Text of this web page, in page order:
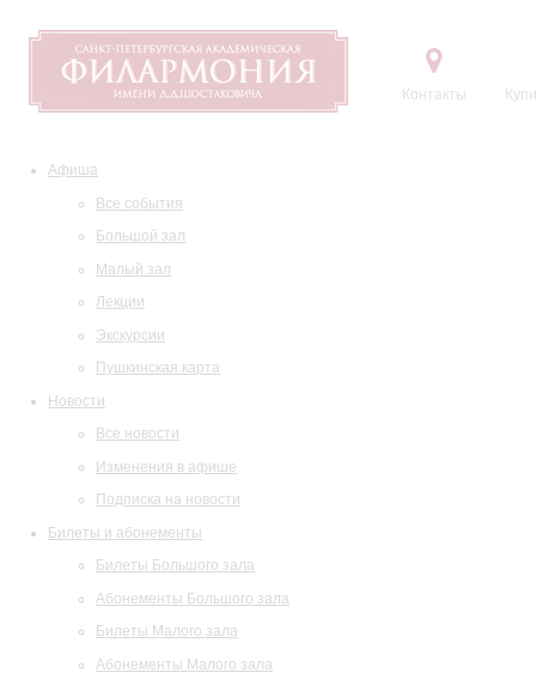
Контакты
Афиша
Все события
Большой зал
Малый зал
Лекции
Экскурсии
Пушкинская карта
Новости
Все новости
Изменения в афише
Подписка на новости
Билеты и абонементы
Билеты Большого зала
Абонементы Большого зала
Билеты Малого зала
Абонементы Малого зала